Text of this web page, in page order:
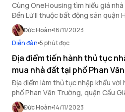
Cùng OneHousing tìm hiểu giá
Đền Lừ II thuộc bất động sản quận
nhiêu ngay sau đây.
Đức Hoàn 16/11/2023
Diễn đàn 5 phút đọc
Địa điểm tiến hành thủ tục
mua nhà đất tại phố Phan
Địa điểm làm thủ tục nhập khẩu với
phố Phan Văn Trường, quận Cầu
OneHousing tìm hiểu trong bài viết
Đức Hoàn 14/11/2023